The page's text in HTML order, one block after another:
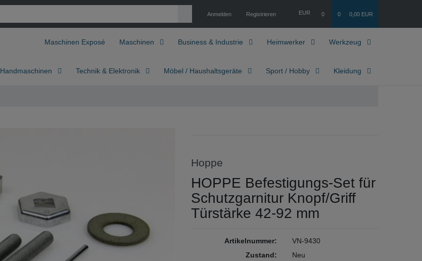
Anmelden Registrieren EUR 0 0 0,00 EUR
Maschinen Exposé Maschinen Business & Industrie Heimwerker Werkzeug
Handmaschinen Technik & Elektronik Möbel / Haushaltsgeräte Sport / Hobby Kleidung
Hoppe
HOPPE Befestigungs-Set für
Schutzgarnitur Knopf/Griff
Türstärke 42-92 mm
Artikelnummer:
Zustand:
VN-9430
Neu